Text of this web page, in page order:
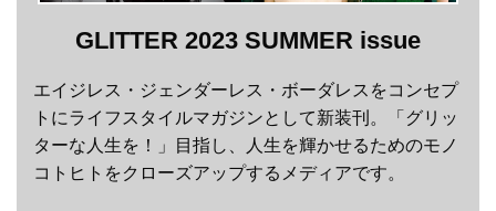
GLITTER 2023 SUMMER issue
エイジレス・ジェンダーレス・ボーダレスをコンセプ
トにライフスタイルマガジンとして新装刊。「グリッ
ターな人生を！」目指し、人生を輝かせるためのモノ
コトヒトをクローズアップするメディアです。